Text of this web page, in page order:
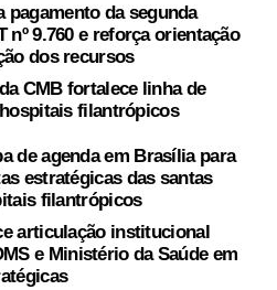
pagamento da segunda
nº 9.760 e reforça orientação
dos recursos
CMB fortalece linha de
filantrópicos
de agenda em Brasília para
estratégicas das santas
filantrópicos
articulação institucional
e Ministério da Saúde em